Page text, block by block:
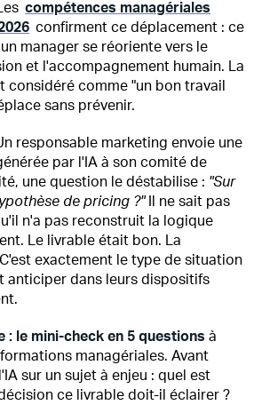
Les compétences managériales
confirment ce déplacement : ce
manager se réoriente vers le
et l'accompagnement humain. La
considéré comme "un bon travail
sans prévenir.
responsable marketing envoie une
par l'IA à son comité de
une question le déstabilise : "Sur
de pricing ?"Il ne sait pas
n'a pas reconstruit la logique
Le livrable était bon. La
exactement le type de situation
anticiper dans leurs dispositifs
: le mini-check en 5 questions à
managériales. Avant
sur un sujet à enjeu : quel est
ce livrable doit-il éclairer ?